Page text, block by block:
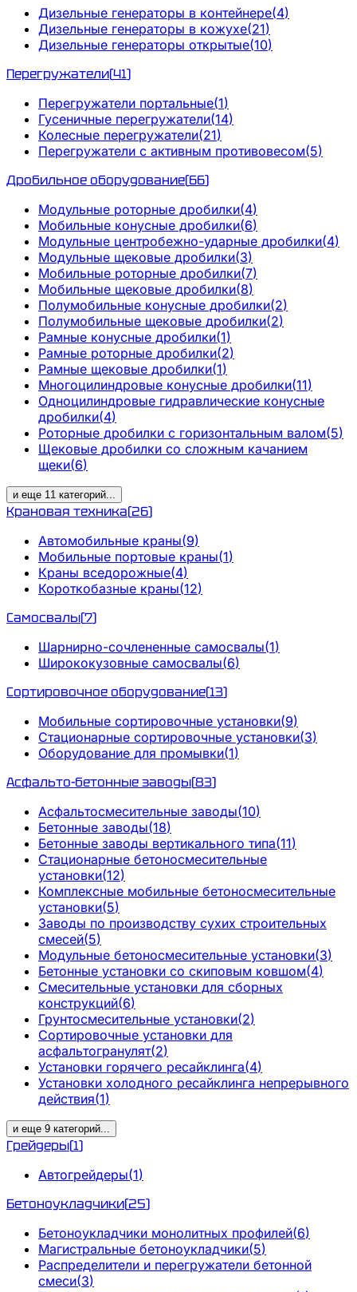
Дизельные генераторы в контейнере(4)
Дизельные генераторы в кожухе(21)
Дизельные генераторы открытые(10)
Перегружатели(41)
Перегружатели портальные(1)
Гусеничные перегружатели(14)
Колесные перегружатели(21)
Перегружатели с активным противовесом(5)
Дробильное оборудование(66)
Модульные роторные дробилки(4)
Мобильные конусные дробилки(6)
Модульные центробежно-ударные дробилки(4)
Модульные щековые дробилки(3)
Мобильные роторные дробилки(7)
Мобильные щековые дробилки(8)
Полумобильные конусные дробилки(2)
Полумобильные щековые дробилки(2)
Рамные конусные дробилки(1)
Рамные роторные дробилки(2)
Рамные щековые дробилки(1)
Многоцилиндровые конусные дробилки(11)
Одноцилиндровые гидравлические конусные
дробилки(4)
Роторные дробилки с горизонтальным валом(5)
Щековые дробилки со сложным качанием
щеки(6)
и еще 11 категорий...
Крановая техника(26)
Автомобильные краны(9)
Мобильные портовые краны(1)
Краны вседорожные(4)
Короткобазные краны(12)
Самосвалы(7)
Шарнирно-сочлененные самосвалы(1)
Ширококузовные самосвалы(6)
Сортировочное оборудование(13)
Мобильные сортировочные установки(9)
Стационарные сортировочные установки(3)
Оборудование для промывки(1)
Асфальто-бетонные заводы(83)
Асфальтосмесительные заводы(10)
Бетонные заводы(18)
Бетонные заводы вертикального типа(11)
Стационарные бетоносмесительные
установки(12)
Комплексные мобильные бетоносмесительные
установки(5)
Заводы по производству сухих строительных
смесей(5)
Модульные бетоносмесительные установки(3)
Бетонные установки со скиповым ковшом(4)
Смесительные установки для сборных
конструкций(6)
Грунтосмесительные установки(2)
Сортировочные установки для
асфальтогранулят(2)
Установки горячего ресайклинга(4)
Установки холодного ресайклинга непрерывного
действия(1)
и еще 9 категорий...
Грейдеры(1)
Автогрейдеры(1)
Бетоноукладчики(25)
Бетоноукладчики монолитных профилей(6)
Магистральные бетоноукладчики(5)
Распределители и перегружатели бетонной
смеси(3)